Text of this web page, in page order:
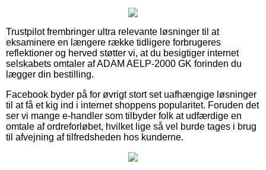
Trustpilot frembringer ultra relevante løsninger til at
eksaminere en længere række tidligere forbrugeres
reflektioner og herved støtter vi, at du besigtiger internet
selskabets omtaler af ADAM AELP-2000 GK forinden du
lægger din bestilling.
Facebook byder på for øvrigt stort set uafhængige løsninger
til at få et kig ind i internet shoppens popularitet. Foruden det
ser vi mange e-handler som tilbyder folk at udfærdige en
omtale af ordreforløbet, hvilket lige så vel burde tages i brug
til afvejning af tilfredsheden hos kunderne.